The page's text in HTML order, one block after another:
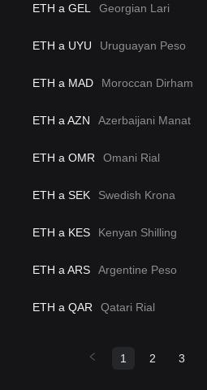
ETH a GEL Georgian Lari
ETH a UYU Uruguayan Peso
ETH a MAD Moroccan Dirham
ETH a AZN Azerbaijani Manat
ETH a OMR Omani Rial
ETH a SEK Swedish Krona
ETH a KES Kenyan Shilling
ETH a ARS Argentine Peso
ETH a QAR Qatari Rial
1 2 3